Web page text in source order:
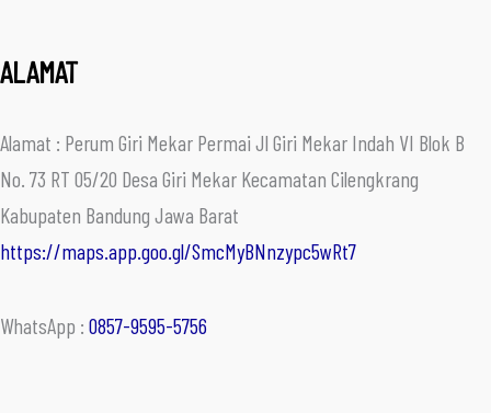
ALAMAT
Alamat : Perum Giri Mekar Permai Jl Giri Mekar Indah VI Blok B
No. 73 RT 05/20 Desa Giri Mekar Kecamatan Cilengkrang
Kabupaten Bandung Jawa Barat
https://maps.app.goo.gl/SmcMyBNnzypc5wRt7
WhatsApp : 0857-9595-5756